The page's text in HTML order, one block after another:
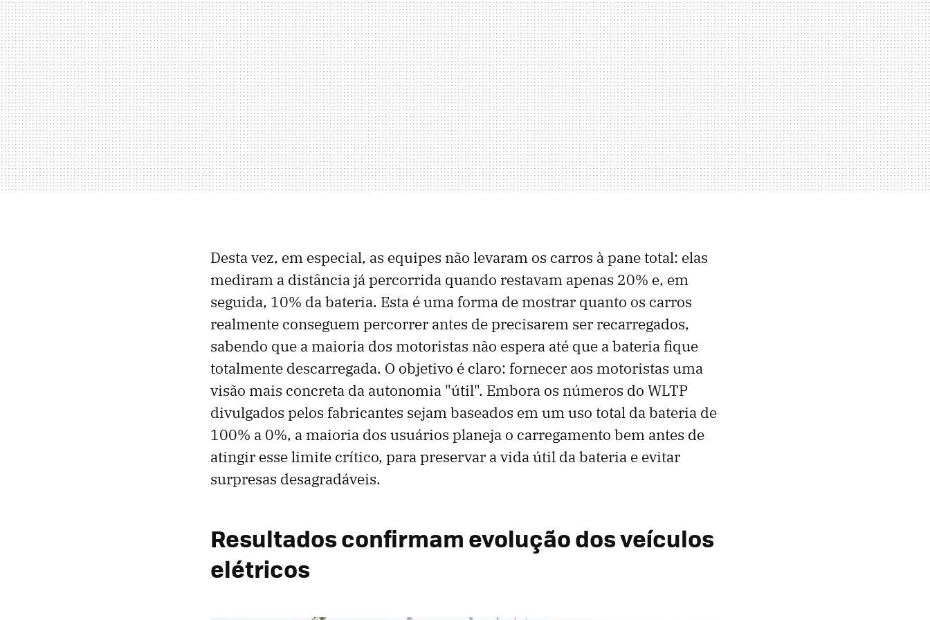
Desta vez, em especial, as equipes não levaram os carros à pane total: elas
mediram a distância já percorrida quando restavam apenas 20% e, em
seguida, 10% da bateria. Esta é uma forma de mostrar quanto os carros
realmente conseguem percorrer antes de precisarem ser recarregados,
sabendo que a maioria dos motoristas não espera até que a bateria fique
totalmente descarregada. O objetivo é claro: fornecer aos motoristas uma
visão mais concreta da autonomia "útil". Embora os números do WLTP
divulgados pelos fabricantes sejam baseados em um uso total da bateria de
100% a 0%, a maioria dos usuários planeja o carregamento bem antes de
atingir esse limite crítico, para preservar a vida útil da bateria e evitar
surpresas desagradáveis.
Resultados confirmam evolução dos veículos
elétricos